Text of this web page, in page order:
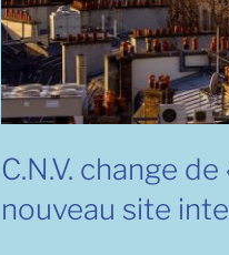
C.N.V. change
nouveau site